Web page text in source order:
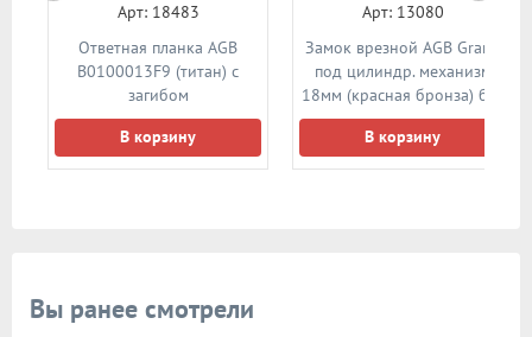
Арт: 18483
Ответная планка AGB
В0100013F9 (титан) с
загибом
В корзину
Арт: 13080
Замок врезной AGB Grand
под цилиндр. механизм
18мм (красная бронза) без
ответной планки
В корзину
Вы ранее смотрели